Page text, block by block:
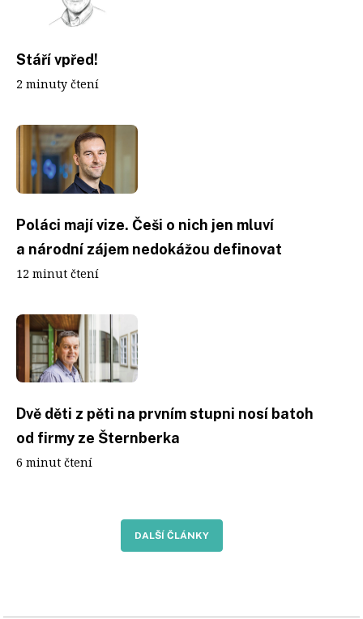
Stáří vpřed!
2 minuty čtení
Poláci mají vize. Češi o nich jen mluví
a národní zájem nedokážou definovat
12 minut čtení
Dvě děti z pěti na prvním stupni nosí batoh
od firmy ze Šternberka
6 minut čtení
DALŠÍ ČLÁNKY